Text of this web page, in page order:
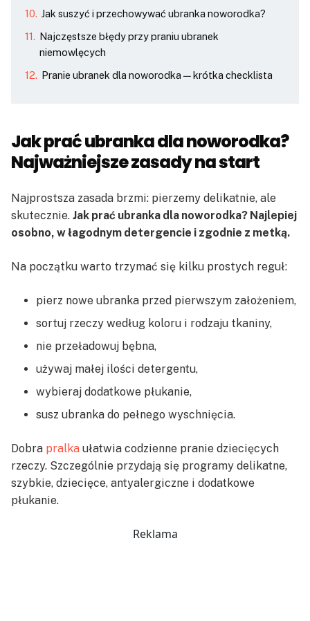
Jak suszyć i przechowywać ubranka noworodka?
Najczęstsze błędy przy praniu ubranek
niemowlęcych
Pranie ubranek dla noworodka — krótka checklista
Jak prać ubranka dla noworodka?
Najważniejsze zasady na start
Najprostsza zasada brzmi: pierzemy delikatnie, ale
skutecznie. Jak prać ubranka dla noworodka? Najlepiej
osobno, w łagodnym detergencie i zgodnie z metką.
Na początku warto trzymać się kilku prostych reguł:
pierz nowe ubranka przed pierwszym założeniem,
sortuj rzeczy według koloru i rodzaju tkaniny,
nie przeładowuj bębna,
używaj małej ilości detergentu,
wybieraj dodatkowe płukanie,
susz ubranka do pełnego wyschnięcia.
Dobra pralka ułatwia codzienne pranie dziecięcych
rzeczy. Szczególnie przydają się programy delikatne,
szybkie, dziecięce, antyalergiczne i dodatkowe
płukanie.
Reklama